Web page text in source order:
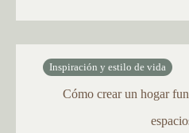
Inspiración y estilo de vida
Cómo crear un hogar